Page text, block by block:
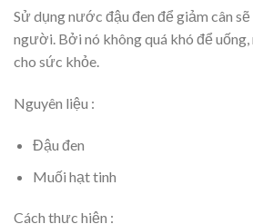
Sử dụng nước đậu đen để giảm cân
người. Bởi nó không quá khó để
cho sức khỏe.
Nguyên liệu :
Đậu đen
Muối hạt tinh
Cách thực hiện :